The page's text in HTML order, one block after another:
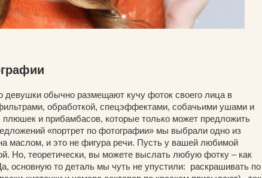
девушки обычно размещают кучу фоток своего лица в
обработкой, спецэффектами, собачьими ушами и
плюшек и прибамбасов, которые только может предложить
«портрет по фотографии» мы выбрали одно из
маслом, и это не фигура речи. Пусть у вашей любимой
Но, теоретически, вы можете выслать любую фотку – как
основную то деталь мы чуть не упустили: раскрашивать по